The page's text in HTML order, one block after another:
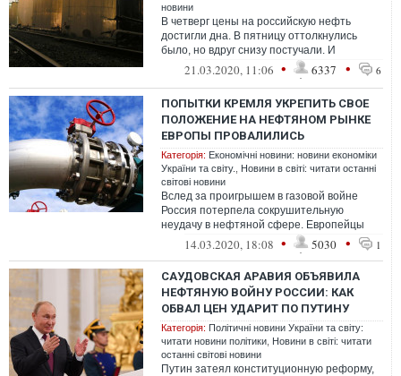
новини
В четверг цены на российскую нефть
достигли дна. В пятницу оттолкнулись
было, но вдруг снизу постучали. И
гостеприимно распахнули люк...
21.03.2020, 11:06 • 6337 • 6
ПОПЫТКИ КРЕМЛЯ УКРЕПИТЬ СВОЕ
ПОЛОЖЕНИЕ НА НЕФТЯНОМ РЫНКЕ
ЕВРОПЫ ПРОВАЛИЛИСЬ
Категорія: Економічні новини: новини економіки
України та світу.
Новини в світі: читати останні
світові новини
Вслед за проигрышем в газовой войне
Россия потерпела сокрушительную
неудачу в нефтяной сфере. Европейцы
массово отказываются от российских
14.03.2020, 18:08 • 5030 • 1
САУДОВСКАЯ АРАВИЯ ОБЪЯВИЛА
НЕФТЯНУЮ ВОЙНУ РОССИИ: КАК
ОБВАЛ ЦЕН УДАРИТ ПО ПУТИНУ
Категорія: Політичні новини України та світу:
читати новини політики Новини в світі: читати
останні світові новини
Путин затеял конституционную реформу,